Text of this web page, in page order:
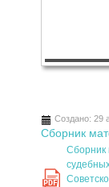
Создано: 29
Сборник
PDF
Сборник